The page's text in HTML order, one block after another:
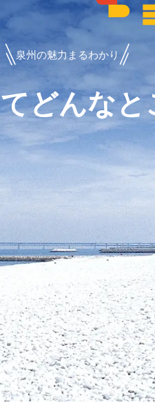
泉州の魅力まるわかり
どんな